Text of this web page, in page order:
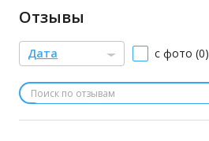
Отзывы
Дата с фото (0)